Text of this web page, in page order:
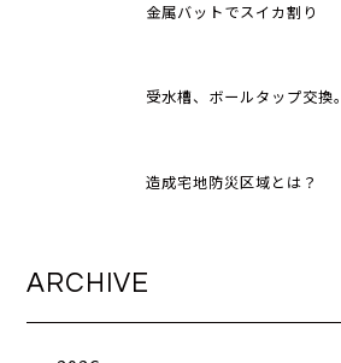
金属バットでスイカ割り
受水槽、ボールタップ交換。
造成宅地防災区域とは？
ARCHIVE